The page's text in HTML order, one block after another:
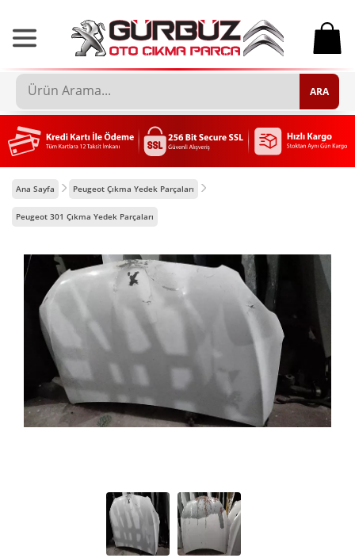
0
ARA
Ana Sayfa Peugeot Çıkma Yedek Parçaları
Peugeot 301 Çıkma Yedek Parçaları